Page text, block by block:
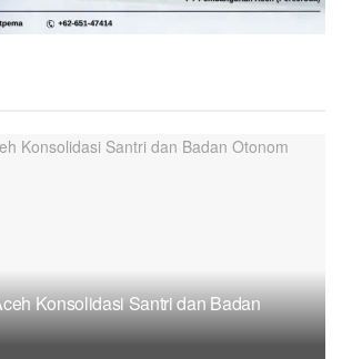
Konsolidasi Santri dan Badan